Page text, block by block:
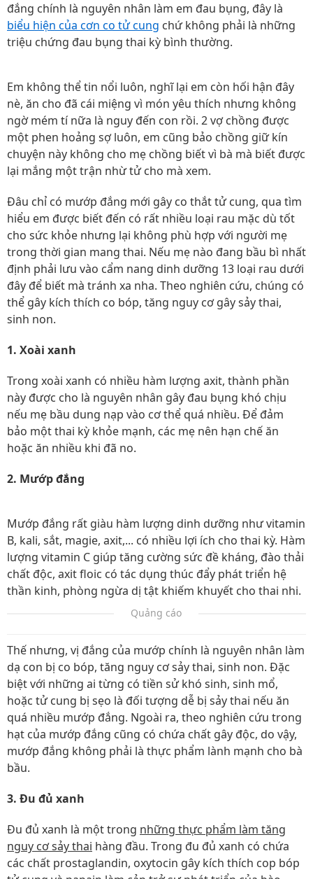
đắng chính là nguyên nhân làm em đau bụng, đây là
biểu hiện của cơn co tử cung chứ không phải là những
triệu chứng đau bụng thai kỳ bình thường.
Em không thể tin nổi luôn, nghĩ lại em còn hối hận đây
nè, ăn cho đã cái miệng vì món yêu thích nhưng không
ngờ mém tí nữa là nguy đến con rồi. 2 vợ chồng được
một phen hoảng sợ luôn, em cũng bảo chồng giữ kín
chuyện này không cho mẹ chồng biết vì bà mà biết được
lại mắng một trận nhừ tử cho mà xem.
Đâu chỉ có mướp đắng mới gây co thắt tử cung, qua tìm
hiểu em được biết đến có rất nhiều loại rau mặc dù tốt
cho sức khỏe nhưng lại không phù hợp với người mẹ
trong thời gian mang thai. Nếu mẹ nào đang bầu bì nhất
định phải lưu vào cẩm nang dinh dưỡng 13 loại rau dưới
đây để biết mà tránh xa nha. Theo nghiên cứu, chúng có
thể gây kích thích co bóp, tăng nguy cơ gây sảy thai,
sinh non.
1. Xoài xanh
Trong xoài xanh có nhiều hàm lượng axit, thành phần
này được cho là nguyên nhân gây đau bụng khó chịu
nếu mẹ bầu dung nạp vào cơ thể quá nhiều. Để đảm
bảo một thai kỳ khỏe mạnh, các mẹ nên hạn chế ăn
hoặc ăn nhiều khi đã no.
2. Mướp đắng
Mướp đắng rất giàu hàm lượng dinh dưỡng như vitamin
B, kali, sắt, magie, axit,... có nhiều lợi ích cho thai kỳ. Hàm
lượng vitamin C giúp tăng cường sức đề kháng, đào thải
chất độc, axit floic có tác dụng thúc đẩy phát triển hệ
thần kinh, phòng ngừa dị tật khiếm khuyết cho thai nhi.
Quảng cáo
Thế nhưng, vị đắng của mướp chính là nguyên nhân làm
dạ con bị co bóp, tăng nguy cơ sảy thai, sinh non. Đặc
biệt với những ai từng có tiền sử khó sinh, sinh mổ,
hoặc tử cung bị sẹo là đối tượng dễ bị sảy thai nếu ăn
quá nhiều mướp đắng. Ngoài ra, theo nghiên cứu trong
hạt của mướp đắng cũng có chứa chất gây độc, do vậy,
mướp đắng không phải là thực phẩm lành mạnh cho bà
bầu.
3. Đu đủ xanh
Đu đủ xanh là một trong những thực phẩm làm tăng
nguy cơ sảy thai hàng đầu. Trong đu đủ xanh có chứa
các chất prostaglandin, oxytocin gây kích thích cop bóp